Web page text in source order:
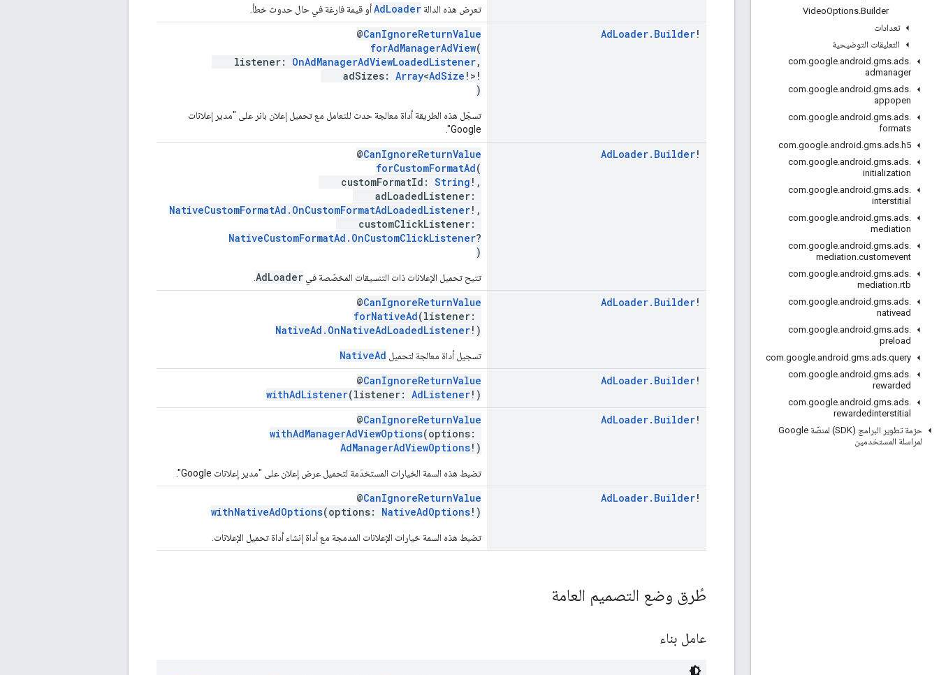
VideoOptions.Builder
تعدادات
التعليقات التوضيحية
com.google.android .gms.ads.
admanager
com.google.android .gms.ads.
appopen
com.google.android .gms.ads.
formats
com.google.android .gms.ads.h5
com.google.android .gms.ads.
initialization
com.google.android .gms.ads.
interstitial
com.google.android .gms.ads.
mediation
com.google.android .gms.ads.
mediation.customevent
com.google.android .gms.ads.
mediation.rtb
com.google.android .gms.ads.
nativead
com.google.android .gms.ads.
preload
com.google.android .gms.ads.query
com.google.android .gms.ads.
rewarded
com.google.android .gms.ads.
rewardedinterstitial
حزمة تطوير البرامج (SDK) لمنصّة Google
لمراسلة المستخدمين
تعرِض هذه الدالة AdLoaderأو قيمة فارغة في حال حدوث خطأ.
AdLoader. Builder!
@CanIgnoreReturnValue
forAdManagerAdView(
listener: OnAdManagerAdViewLoadedListener,
adSizes: Array<AdSize !>!
)
تسجّل هذه الطريقة أداة معالجة حدث للتعامل مع تحميل إعلان بانر على "مدير إعلانات
Google".
AdLoader. Builder!
@CanIgnoreReturnValue
forCustomFormatAd(
customFormatId: String !,
adLoadedListener:
NativeCustomFormatAd.OnCustomFormatAdLoadedListener!,
customClickListener:
NativeCustomFormatAd.OnCustomClickListener?
)
تتيح تحميل الإعلانات ذات التنسيقات المخصّصة في AdLoader
AdLoader. Builder!
@CanIgnoreReturnValue
forNativeAd(listener:
NativeAd.OnNativeAdLoadedListener!)
تسجيل أداة معالجة لتحميل NativeAd
AdLoader. Builder!
@CanIgnoreReturnValue
withAdListener(listener: AdListener!)
AdLoader. Builder!
@CanIgnoreReturnValue
withAdManagerAdViewOptions(options:
AdManagerAdViewOptions!)
تضبط هذه السمة الخيارات المستخدَمة لتحميل عرض إعلان على "مدير إعلانات Google".
AdLoader. Builder!
@CanIgnoreReturnValue
withNativeAdOptions(options: NativeAdOptions!)
تضبط هذه السمة خيارات الإعلانات المدمجة مع أداة إنشاء أداة تحميل الإعلانات.
طُرق وضع التصميم العامة
عامل بناء